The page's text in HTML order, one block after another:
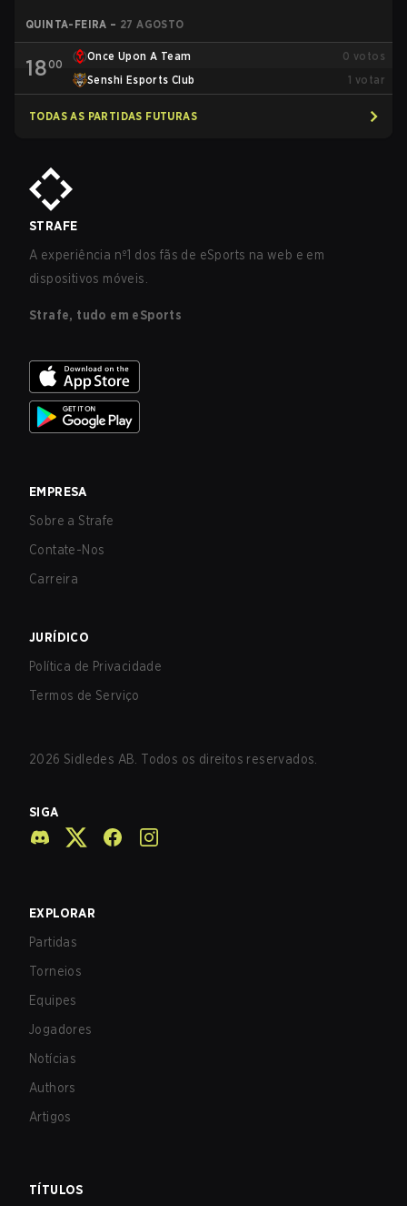
QUINTA-FEIRA – 27 AGOSTO
1800
Once Upon A Team 0 votos
Senshi Esports Club
1 votar
TODAS AS PARTIDAS FUTURAS
STRAFE
A experiência nº1 dos fãs de eSports na web e em
dispositivos móveis.
Strafe, tudo em eSports
EMPRESA
Sobre a Strafe
Contate-Nos
Carreira
JURÍDICO
Política de Privacidade
Termos de Serviço
2026 Sidledes AB. Todos os direitos reservados.
SIGA
EXPLORAR
Partidas
Torneios
Equipes
Jogadores
Notícias
Authors
Artigos
TÍTULOS